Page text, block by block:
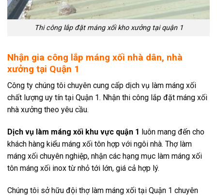
Thi công lắp đặt máng xối kho xưởng tại quận 1
Nhận gia công lắp máng xối nhà dân, nhà
xưởng tại Quận 1
Công ty chúng tôi chuyên cung cấp dịch vụ làm máng xối
chất lượng uy tín tại Quận 1. Nhận thi công lắp đặt máng xối
nhà xưởng theo yêu cầu.
Dịch vụ làm máng xối khu vực quận 1 luôn mang đến cho
khách hàng kiểu máng xối tôn hợp với ngôi nhà. Thợ làm
máng xối chuyên nghiệp, nhận các hạng mục làm máng xối
tôn máng xối inox từ nhỏ tới lớn, giá cả hợp lý.
Chúng tôi sở hữu đội thợ làm máng xối tại Quận 1 chuyên